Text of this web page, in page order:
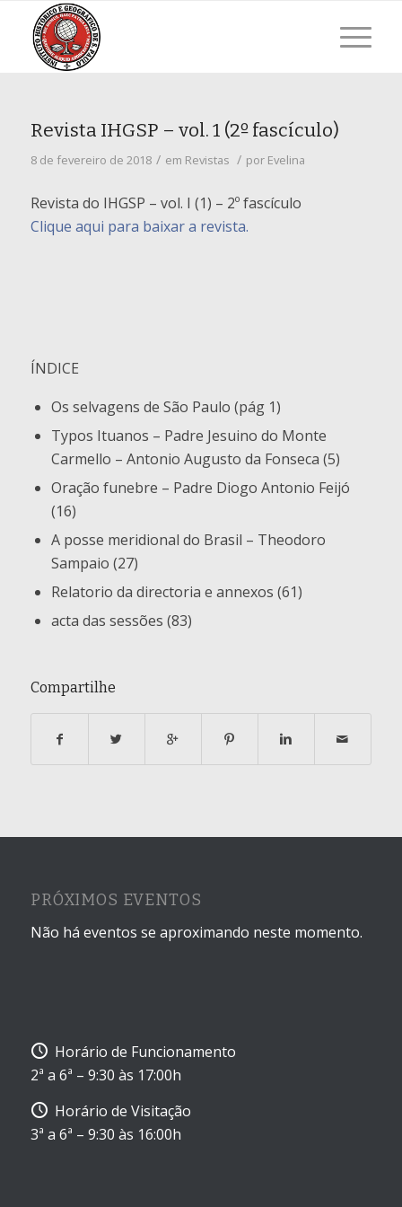
Revista IHGSP – vol. 1 (2º fascículo)
8 de fevereiro de 2018 / em Revistas / por Evelina
Revista do IHGSP – vol. I (1) – 2º fascículo
Clique aqui para baixar a revista.
ÍNDICE
Os selvagens de São Paulo (pág 1)
Typos Ituanos – Padre Jesuino do Monte
Carmello – Antonio Augusto da Fonseca (5)
Oração funebre – Padre Diogo Antonio Feijó
(16)
A posse meridional do Brasil – Theodoro
Sampaio (27)
Relatorio da directoria e annexos (61)
acta das sessões (83)
Compartilhe
PRÓXIMOS EVENTOS
Não há eventos se aproximando neste momento.
Horário de Funcionamento
2ª a 6ª – 9:30 às 17:00h
Horário de Visitação
3ª a 6ª – 9:30 às 16:00h